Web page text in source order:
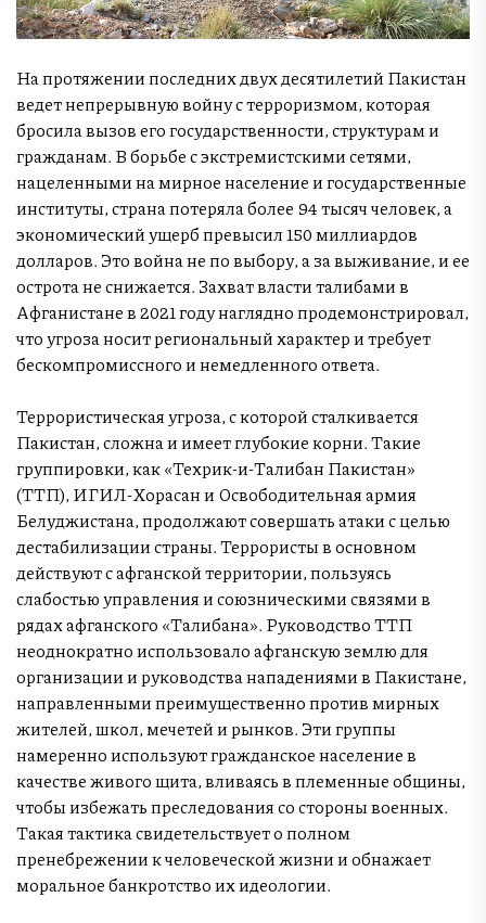
На протяжении последних двух десятилетий Пакистан
ведет непрерывную войну с терроризмом, которая
бросила вызов его государственности, структурам и
гражданам. В борьбе с экстремистскими сетями,
нацеленными на мирное население и государственные
институты, страна потеряла более 94 тысяч человек, а
экономический ущерб превысил 150 миллиардов
долларов. Это война не по выбору, а за выживание, и ее
острота не снижается. Захват власти талибами в
Афганистане в 2021 году наглядно продемонстрировал,
что угроза носит региональный характер и требует
бескомпромиссного и немедленного ответа.
Террористическая угроза, с которой сталкивается
Пакистан, сложна и имеет глубокие корни. Такие
группировки, как «Техрик-и-Талибан Пакистан»
(ТТП), ИГИЛ-Хорасан и Освободительная армия
Белуджистана, продолжают совершать атаки с целью
дестабилизации страны. Террористы в основном
действуют с афганской территории, пользуясь
слабостью управления и союзническими связями в
рядах афганского «Талибана». Руководство ТТП
неоднократно использовало афганскую землю для
организации и руководства нападениями в Пакистане,
направленными преимущественно против мирных
жителей, школ, мечетей и рынков. Эти группы
намеренно используют гражданское население в
качестве живого щита, вливаясь в племенные общины,
чтобы избежать преследования со стороны военных.
Такая тактика свидетельствует о полном
пренебрежении к человеческой жизни и обнажает
моральное банкротство их идеологии.